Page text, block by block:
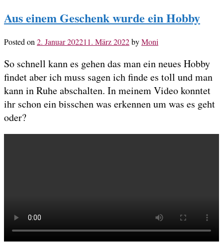
Aus einem Geschenk wurde ein Hobby
Posted on 2. Januar 202211. März 2022byMoni
So schnell kann es gehen das man ein neues Hobby
findet aber ich muss sagen ich finde es toll und man
kann in Ruhe abschalten. In meinem Video konntet
ihr schon ein bisschen was erkennen um was es geht
oder?